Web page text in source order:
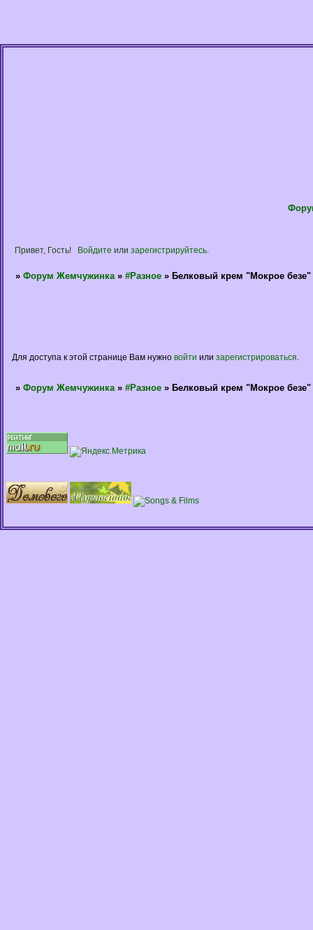
Привет, Гость! Войдите или зарегистрируйтесь.
» Форум Жемчужинка » #Разное » Белковый крем "Мокрое безе"
Для доступа к этой странице Вам нужно войти или зарегистрироваться
» Форум Жемчужинка » #Разное » Белковый крем "Мокрое безе"